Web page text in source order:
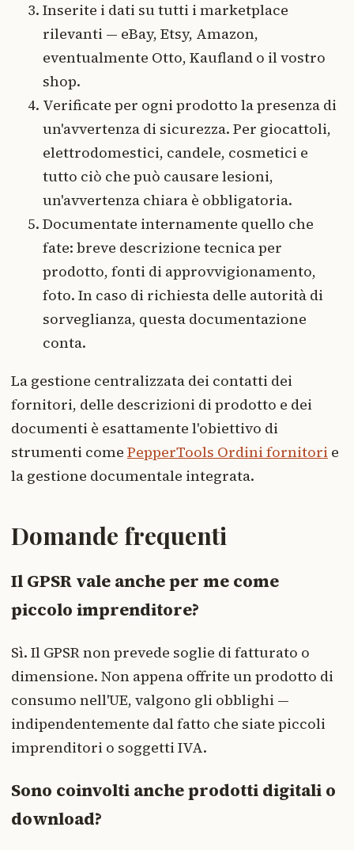
Inserite i dati su tutti i marketplace
rilevanti — eBay, Etsy, Amazon,
eventualmente Otto, Kaufland o il vostro
shop.
Verificate per ogni prodotto la presenza di
un'avvertenza di sicurezza. Per giocattoli,
elettrodomestici, candele, cosmetici e
tutto ciò che può causare lesioni,
un'avvertenza chiara è obbligatoria.
Documentate internamente quello che
fate: breve descrizione tecnica per
prodotto, fonti di approvvigionamento,
foto. In caso di richiesta delle autorità di
sorveglianza, questa documentazione
conta.
La gestione centralizzata dei contatti dei
fornitori, delle descrizioni di prodotto e dei
documenti è esattamente l'obiettivo di
strumenti come PepperTools Ordini fornitori e
la gestione documentale integrata.
Domande frequenti
Il GPSR vale anche per me come
piccolo imprenditore?
Sì. Il GPSR non prevede soglie di fatturato o
dimensione. Non appena offrite un prodotto di
consumo nell'UE, valgono gli obblighi —
indipendentemente dal fatto che siate piccoli
imprenditori o soggetti IVA.
Sono coinvolti anche prodotti digitali o
download?